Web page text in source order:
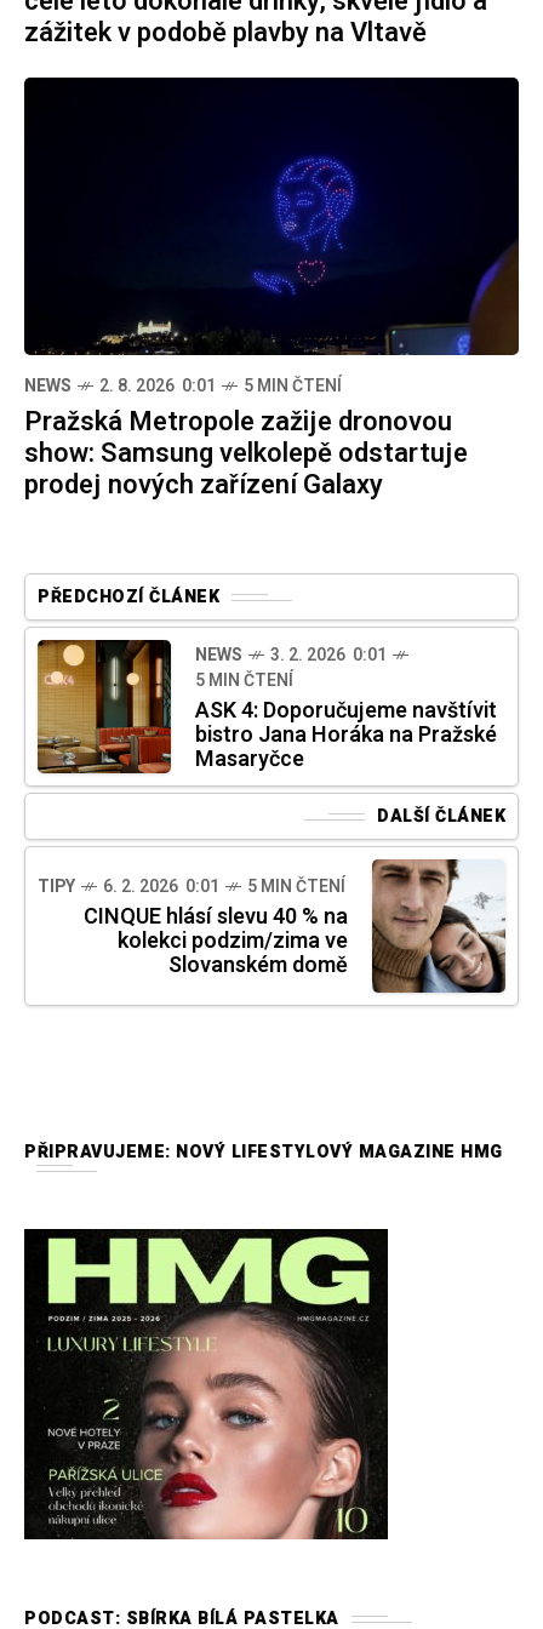
zážitek v podobě plavby na Vltavě
NEWS 2. 8. 2026 0:01 5 MIN ČTENÍ
Pražská Metropole zažije dronovou
show: Samsung velkolepě odstartuje
prodej nových zařízení Galaxy
PŘEDCHOZÍ ČLÁNEK
NEWS
3. 2. 2026 0:01
5 MIN ČTENÍ
ASK 4: Doporučujeme navštívit
bistro Jana Horáka na Pražské
Masaryčce
DALŠÍ ČLÁNEK
TIPY 6. 2. 2026 0:01 5 MIN ČTENÍ
CINQUE hlásí slevu 40 % na
kolekci podzim/zima ve
Slovanském domě
PŘIPRAVUJEME: NOVÝ LIFESTYLOVÝ MAGAZINE HMG
PODCAST: SBÍRKA BÍLÁ PASTELKA